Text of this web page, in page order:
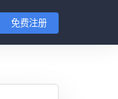
免费注册